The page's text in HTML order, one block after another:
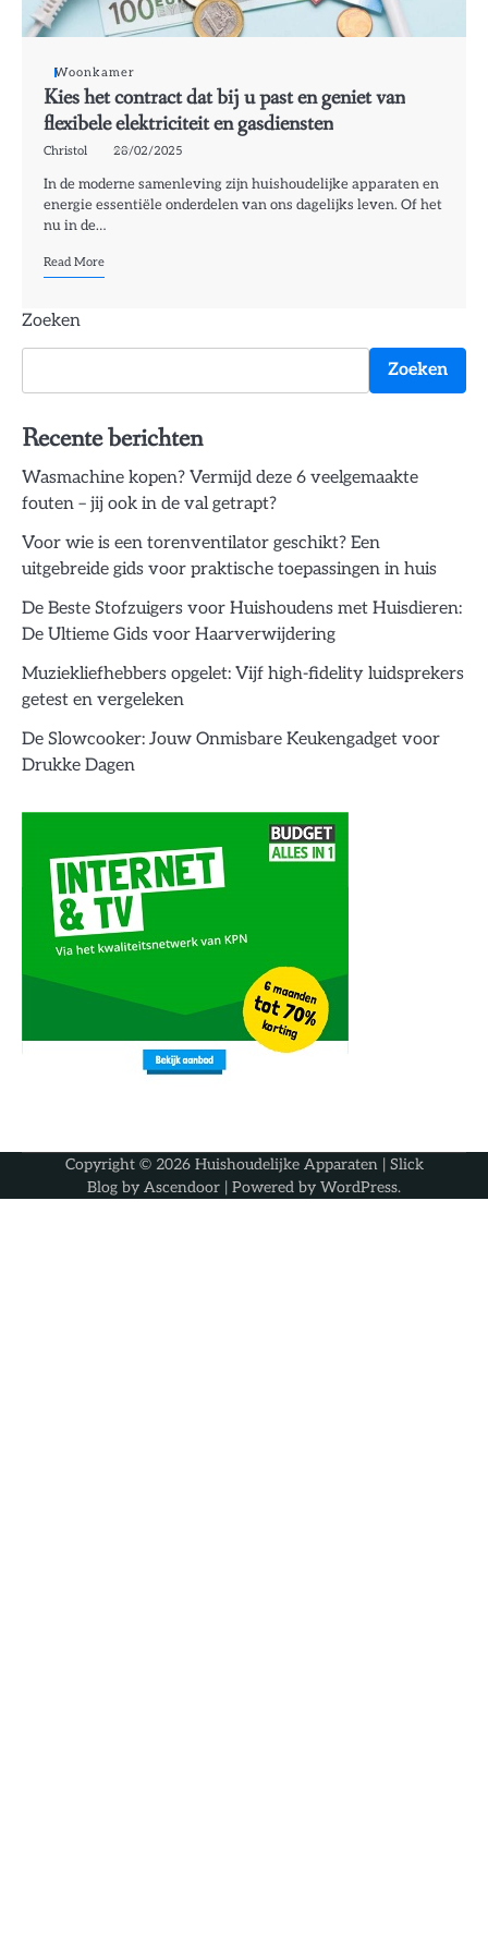
Woonkamer
Kies het contract dat bij u past en geniet van
flexibele elektriciteit en gasdiensten
Christol 28/02/2025
In de moderne samenleving zijn huishoudelijke apparaten en
energie essentiële onderdelen van ons dagelijks leven. Of het
nu in de…
Read More
Zoeken
Zoeken
Recente berichten
Wasmachine kopen? Vermijd deze 6 veelgemaakte
fouten – jij ook in de val getrapt?
Voor wie is een torenventilator geschikt? Een
uitgebreide gids voor praktische toepassingen in huis
De Beste Stofzuigers voor Huishoudens met Huisdieren:
De Ultieme Gids voor Haarverwijdering
Muziekliefhebbers opgelet: Vijf high-fidelity luidsprekers
getest en vergeleken
De Slowcooker: Jouw Onmisbare Keukengadget voor
Drukke Dagen
Copyright © 2026 Huishoudelijke Apparaten| Slick
Blog by Ascendoor | Powered by WordPress.